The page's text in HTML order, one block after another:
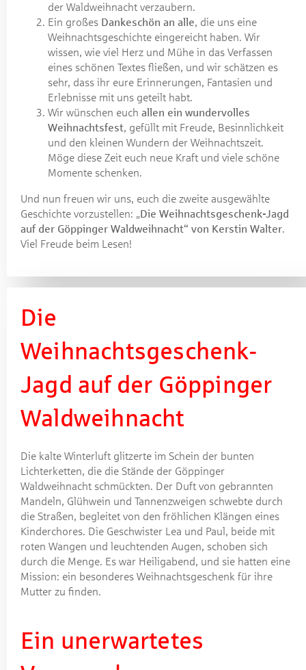
der Waldweihnacht verzaubern.
Ein großes Dankeschön an alle, die uns eine
Weihnachtsgeschichte eingereicht haben. Wir
wissen, wie viel Herz und Mühe in das Verfassen
eines schönen Textes fließen, und wir schätzen es
sehr, dass ihr eure Erinnerungen, Fantasien und
Erlebnisse mit uns geteilt habt.
Wir wünschen euch allen ein wundervolles
Weihnachtsfest, gefüllt mit Freude, Besinnlichkeit
und den kleinen Wundern der Weihnachtszeit.
Möge diese Zeit euch neue Kraft und viele schöne
Momente schenken.
Und nun freuen wir uns, euch die zweite ausgewählte
Geschichte vorzustellen: „Die Weihnachtsgeschenk-Jagd
auf der Göppinger Waldweihnacht“ von Kerstin Walter.
Viel Freude beim Lesen!
Die
Weihnachtsgeschenk-
Jagd auf der Göppinger
Waldweihnacht
Die kalte Winterluft glitzerte im Schein der bunten
Lichterketten, die die Stände der Göppinger
Waldweihnacht schmückten. Der Duft von gebrannten
Mandeln, Glühwein und Tannenzweigen schwebte durch
die Straßen, begleitet von den fröhlichen Klängen eines
Kinderchores. Die Geschwister Lea und Paul, beide mit
roten Wangen und leuchtenden Augen, schoben sich
durch die Menge. Es war Heiligabend, und sie hatten eine
Mission: ein besonderes Weihnachtsgeschenk für ihre
Mutter zu finden.
Ein unerwartetes